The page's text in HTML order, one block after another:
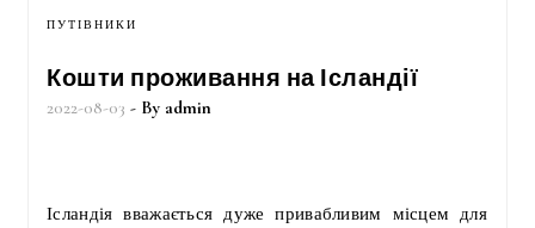
ПУТІВНИКИ
Кошти проживання на Ісландії
2022-08-03 - By admin
Ісландія вважається дуже привабливим місцем для